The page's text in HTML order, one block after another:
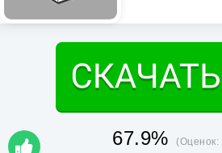
67.9% (Оценок: